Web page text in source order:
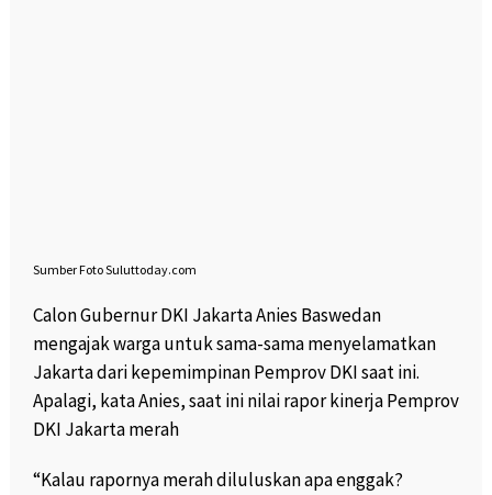
Sumber Foto Suluttoday.com
Calon Gubernur DKI Jakarta Anies Baswedan
mengajak warga untuk sama-sama menyelamatkan
Jakarta dari kepemimpinan Pemprov DKI saat ini.
Apalagi, kata Anies, saat ini nilai rapor kinerja Pemprov
DKI Jakarta merah
“Kalau rapornya merah diluluskan apa enggak?